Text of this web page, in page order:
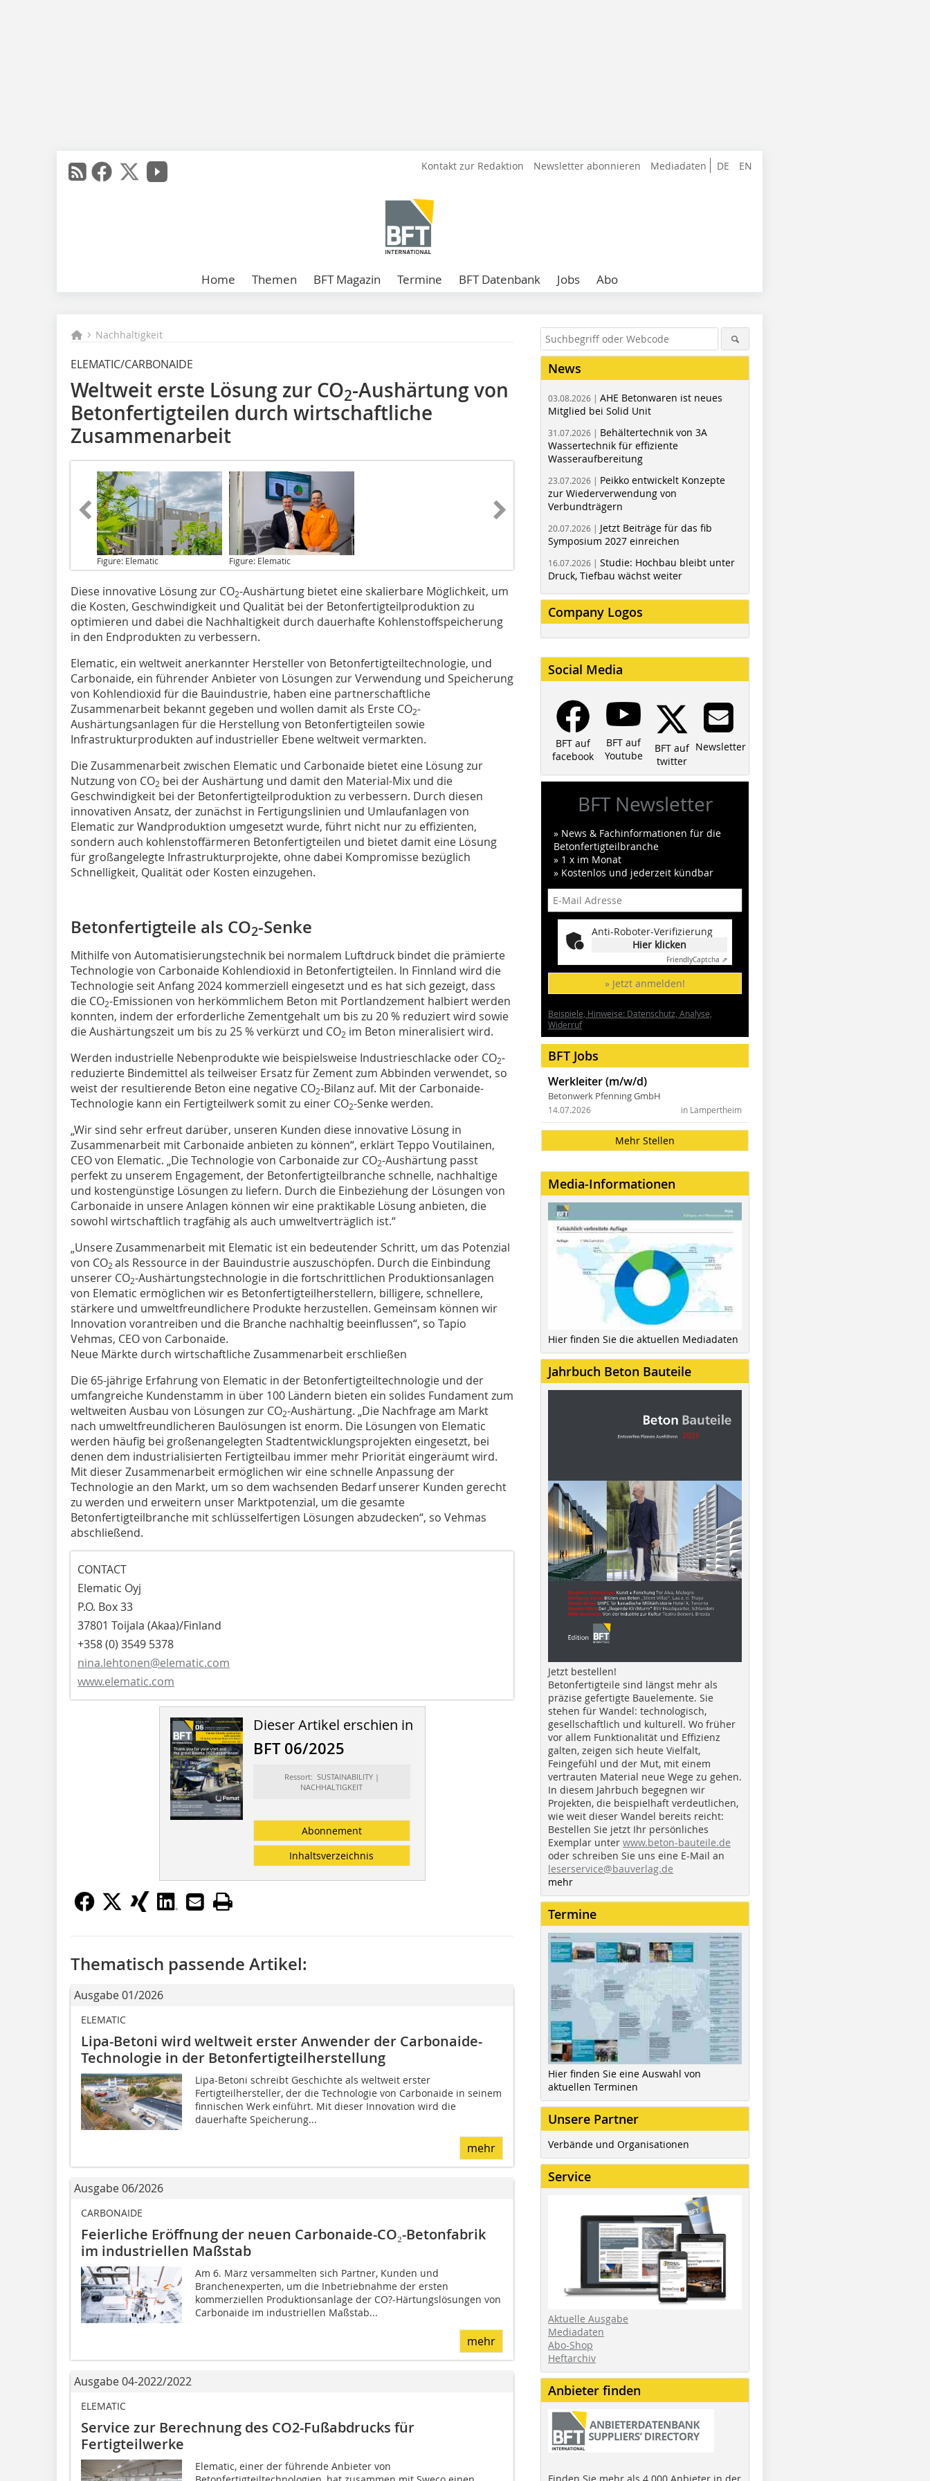
DE EN
Kontakt zur Redaktion Newsletter abonnieren Mediadaten
Home Themen BFT Magazin Termine BFT Datenbank Jobs Abo
Nachhaltigkeit
ELEMATIC/CARBONAIDE
Weltweit erste Lösung zur CO2-Aushärtung von
Betonfertigteilen durch wirtschaftliche
Zusammenarbeit
Figure: Elematic Figure: Elematic
Diese innovative Lösungzur CO2-Aushärtung bietet eine skalierbare Möglichkeit, um
die Kosten, Geschwindigkeit und Qualität bei der Betonfertigteilproduktion zu
optimieren und dabei die Nachhaltigkeit durch dauerhafte Kohlenstoffspeicherung
in den Endprodukten zu verbessern.
Elematic, ein weltweit anerkannter Hersteller von Betonfertigteiltechnologie, und
Carbonaide, ein führender Anbieter von Lösungen zur Verwendung und Speicherung
von Kohlendioxid für die Bauindustrie, haben eine partnerschaftliche
Zusammenarbeit bekannt gegeben und wollen damit als Erste CO2-
Aushärtungsanlagen für die Herstellung von Betonfertigteilen sowie
Infrastrukturprodukten auf industrieller Ebene weltweit vermarkten.
Die Zusammenarbeit zwischen Elematic und Carbonaide bietet eine Lösung zur
Nutzung von CO2 bei der Aushärtung und damit den Material-Mix und die
Geschwindigkeit bei der Betonfertigteilproduktion zu verbessern. Durch diesen
innovativen Ansatz, der zunächst in Fertigungslinien und Umlaufanlagen von
Elematic zur Wandproduktion umgesetzt wurde, führt nicht nur zu effizienten,
sondern auch kohlenstoffärmeren Betonfertigteilen und bietet damit eine Lösung
für großangelegte Infrastrukturprojekte, ohne dabei Kompromisse bezüglich
Schnelligkeit, Qualität oder Kosten einzugehen.
Betonfertigteile als CO2-Senke
Mithilfe von Automatisierungstechnik bei normalem Luftdruck bindet die prämierte
Technologie von Carbonaide Kohlendioxid in Betonfertigteilen. In Finnland wird die
Technologie seit Anfang 2024 kommerziell eingesetzt und es hat sich gezeigt, dass
die CO2-Emissionen von herkömmlichem Beton mit Portlandzement halbiert werden
konnten, indem der erforderliche Zementgehalt um bis zu 20 % reduziert wird sowie
die Aushärtungszeit um bis zu 25 % verkürzt und CO2 im Beton mineralisiert wird.
Werden industrielle Nebenprodukte wie beispielsweise Industrieschlacke oder CO2-
reduzierte Bindemittel als teilweiser Ersatz für Zement zum Abbinden verwendet, so
weist der resultierende Beton eine negative CO2-Bilanz auf. Mit der Carbonaide-
Technologie kann ein Fertigteilwerk somit zu einer CO2-Senke werden.
„Wir sind sehr erfreut darüber, unseren Kunden diese innovative Lösung in
Zusammenarbeit mit Carbonaide anbieten zu können“, erklärt Teppo Voutilainen,
CEO von Elematic. „Die Technologie von Carbonaide zur CO2-Aushärtung passt
perfekt zu unserem Engagement, der Betonfertigteilbranche schnelle, nachhaltige
und kostengünstige Lösungen zu liefern. Durch die Einbeziehung der Lösungen von
Carbonaide in unsere Anlagen können wir eine praktikable Lösung anbieten, die
sowohl wirtschaftlich tragfähig als auch umweltverträglich ist.“
„Unsere Zusammenarbeit mit Elematic ist ein bedeutender Schritt, um das Potenzial
von CO2 als Ressource in der Bauindustrie auszuschöpfen. Durch die Einbindung
unserer CO2-Aushärtungstechnologie in die fortschrittlichen Produktionsanlagen
von Elematic ermöglichen wir es Betonfertigteilherstellern, billigere, schnellere,
stärkere und umweltfreundlichere Produkte herzustellen. Gemeinsam können wir
Innovation vorantreiben und die Branche nachhaltig beeinflussen“, so Tapio
Vehmas, CEO von Carbonaide.
Neue Märkte durch wirtschaftliche Zusammenarbeit erschließen
Die 65-jährige Erfahrung von Elematic in der Betonfertigteiltechnologie und der
umfangreiche Kundenstamm in über 100 Ländern bieten ein solides Fundament zum
weltweiten Ausbau von Lösungen zur CO2-Aushärtung. „Die Nachfrage am Markt
nach umweltfreundlicheren Baulösungen ist enorm. Die Lösungen von Elematic
werden häufig bei großenangelegten Stadtentwicklungsprojekten eingesetzt, bei
denen dem industrialisierten Fertigteilbau immer mehr Priorität eingeräumt wird.
Mit dieser Zusammenarbeit ermöglichen wir eine schnelle Anpassung der
Technologie an den Markt, um so dem wachsenden Bedarf unserer Kunden gerecht
zu werden und erweitern unser Marktpotenzial, um die gesamte
Betonfertigteilbranche mit schlüsselfertigen Lösungen abzudecken“, so Vehmas
abschließend.
CONTACT
Elematic Oyj
P.O. Box 33
37801 Toijala (Akaa)/Finland
+358 (0) 3549 5378
nina.lehtonen@elematic.com
www.elematic.com
Dieser Artikel erschien in
BFT 06/2025
Ressort: SUSTAINABILITY |
NACHHALTIGKEIT
Abonnement
Inhaltsverzeichnis
Thematisch passende Artikel:
Ausgabe 01/2026
ELEMATIC
Lipa-Betoni wird weltweit erster Anwender der Carbonaide-
Technologie in der Betonfertigteilherstellung
Lipa-Betoni schreibt Geschichte als weltweit erster
Fertigteilhersteller, der die Technologie von Carbonaide in seinem
finnischen Werk einführt. Mit dieser Innovation wird die
dauerhafte Speicherung...
mehr
Ausgabe 06/2026
CARBONAIDE
Feierliche Eröffnung der neuen Carbonaide-CO₂-Betonfabrik
im industriellen Maßstab
Am 6. März versammelten sich Partner, Kunden und
Branchenexperten, um die Inbetriebnahme der ersten
kommerziellen Produktionsanlage der CO?-Härtungslösungen von
Carbonaide im industriellen Maßstab...
mehr
Ausgabe 04-2022/2022
ELEMATIC
Service zur Berechnung des CO2-Fußabdrucks für
Fertigteilwerke
Elematic, einer der führende Anbieter von
News
03.08.2026 | AHE Betonwaren ist neues
Mitglied bei Solid Unit
31.07.2026 | Behältertechnik von 3A
Wassertechnik für effiziente
Wasseraufbereitung
23.07.2026 | Peikko entwickelt Konzepte
zur Wiederverwendung von
Verbundträgern
20.07.2026 | Jetzt Beiträge für das fib
Symposium 2027 einreichen
16.07.2026 | Studie: Hochbau bleibt unter
Druck, Tiefbau wächst weiter
Company Logos
Social Media
BFT auf
facebook
BFT auf
Youtube
BFT auf
twitter
Newsletter
BFT Newsletter
» News & Fachinformationen für die
Betonfertigteilbranche
» 1 x im Monat
» Kostenlos und jederzeit kündbar
Anti-Roboter-Verifizierung
Hier klicken
FriendlyCaptcha ⇗
» Jetzt anmelden!
Beispiele, Hinweise: Datenschutz, Analyse,
Widerruf
BFT Jobs
Werkleiter (m/w/d)
Betonwerk Pfenning GmbH
in Lampertheim
14.07.2026
Mehr Stellen
Media-Informationen
Hier finden Sie die aktuellen Mediadaten
Jahrbuch Beton Bauteile
Jetzt bestellen!
Betonfertigteile sind längst mehr als
präzise gefertigte Bauelemente. Sie
stehen für Wandel: technologisch,
gesellschaftlich und kulturell. Wo früher
vor allem Funktionalität und Effizienz
galten, zeigen sich heute Vielfalt,
Feingefühl und der Mut, mit einem
vertrauten Material neue Wege zu gehen.
In diesem Jahrbuch begegnen wir
Projekten, die beispielhaft verdeutlichen,
wie weit dieser Wandel bereits reicht:
Bestellen Sie jetzt Ihr persönliches
Exemplar unter www.beton-bauteile.de
oder schreiben Sie uns eine E-Mail an
leserservice@bauverlag.de
mehr
Termine
Hier finden Sie eine Auswahl von
aktuellen Terminen
Unsere Partner
Verbände und Organisationen
Service
Aktuelle Ausgabe
Mediadaten
Abo-Shop
Heftarchiv
Anbieter finden